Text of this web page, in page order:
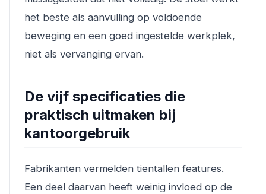
het beste als aanvulling op voldoende
beweging en een goed ingestelde werkplek,
niet als vervanging ervan.
De vijf specificaties die
praktisch uitmaken bij
kantoorgebruik
Fabrikanten vermelden tientallen features.
Een deel daarvan heeft weinig invloed op de